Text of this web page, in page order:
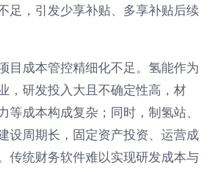
足，引发少享补贴、多享补贴后续
目成本管控精细化不足。氢能作为
，研发投入大且不确定性高，材
等成本构成复杂；同时，制氢站、
设周期长，固定资产投资、运营成
传统财务软件难以实现研发成本与